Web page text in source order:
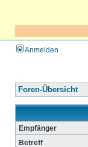
Anmelden
Foren-Übersicht
Empfänger
Betreff